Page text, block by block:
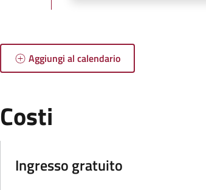
Aggiungi al calendario
Costi
Ingresso gratuito